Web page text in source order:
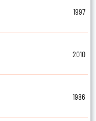
1997
2010
1986